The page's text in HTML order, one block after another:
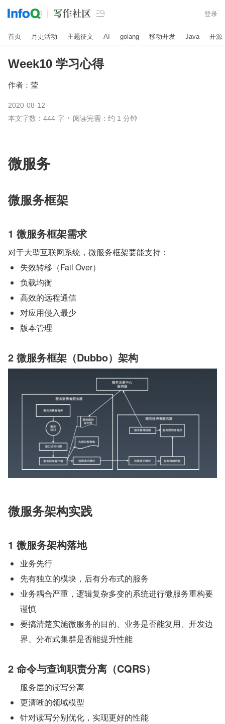
 登录
首页 月更活动 主题征文 AI golang 移动开发 Java 开源
Week10 学习心得
作者： 莹
2020-08-12
本文字数：444 字
阅读完需：约 1 分钟
微服务
微服务框架
1 微服务框架需求
对于大型互联网系统，微服务框架要能支持：
失效转移（Fail Over）
负载均衡
高效的远程通信
对应用侵入最少
版本管理
2 微服务框架（Dubbo）架构
微服务架构实践
1 微服务架构落地
业务先行
先有独立的模块，后有分布式的服务
业务耦合严重，逻辑复杂多变的系统进行微服务重构要
谨慎
要搞清楚实施微服务的目的、业务是否能复用、开发边
界、分布式集群是否能提升性能
2 命令与查询职责分离（CQRS）
服务层的读写分离
更清晰的领域模型
针对读写分别优化，实现更好的性能